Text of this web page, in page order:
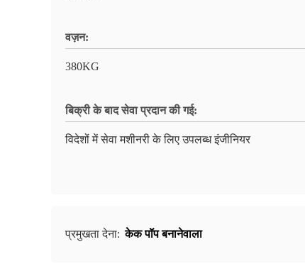
वज़न:
380KG
बिक्री के बाद सेवा प्रदान की गई:
विदेशों में सेवा मशीनरी के लिए उपलब्ध इंजीनियर
प्रमुखता देना: केक पॉप बनानेवाला